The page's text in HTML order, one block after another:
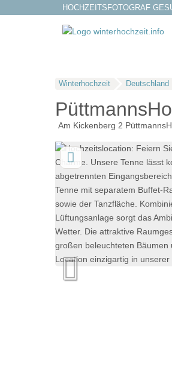
HOCHZEITSFOTOGRAF
Winterhochzeit Deutschland
Am Kickenberg 2